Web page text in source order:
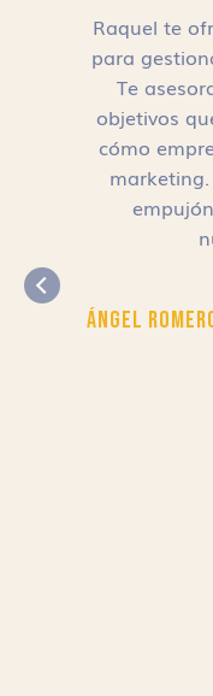
Raquel te
para
Te
objetivos
cómo
Ángel